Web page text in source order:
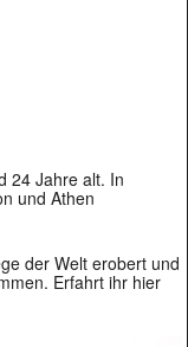
24 Jahre alt. In
und Athen
der Welt erobert und
Erfahrt ihr hier